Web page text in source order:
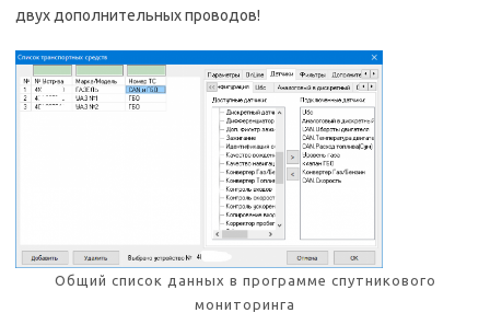
двух дополнительных проводов!
Общий список данных в программе спутникового
мониторинга